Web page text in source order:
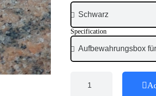
Specification